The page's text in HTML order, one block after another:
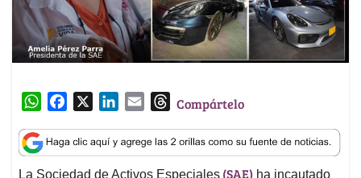
W
a
t
c
e
n
k
a
i
T
r
e
Compártelo
La Sociedad de Activos Especiales (SAE) ha incautado